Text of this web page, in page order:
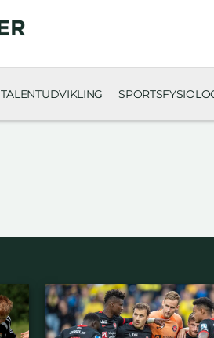
TALENTUDVIKLING